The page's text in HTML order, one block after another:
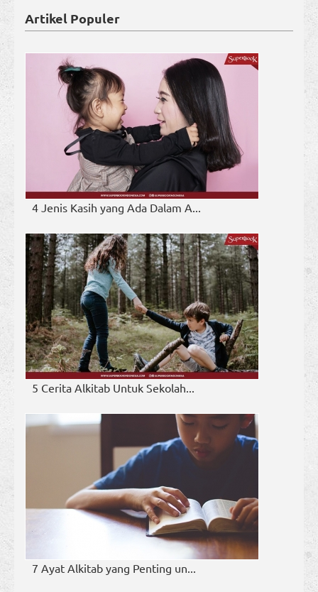
Artikel Populer
4 Jenis Kasih yang Ada Dalam A...
5 Cerita Alkitab Untuk Sekolah...
7 Ayat Alkitab yang Penting un...